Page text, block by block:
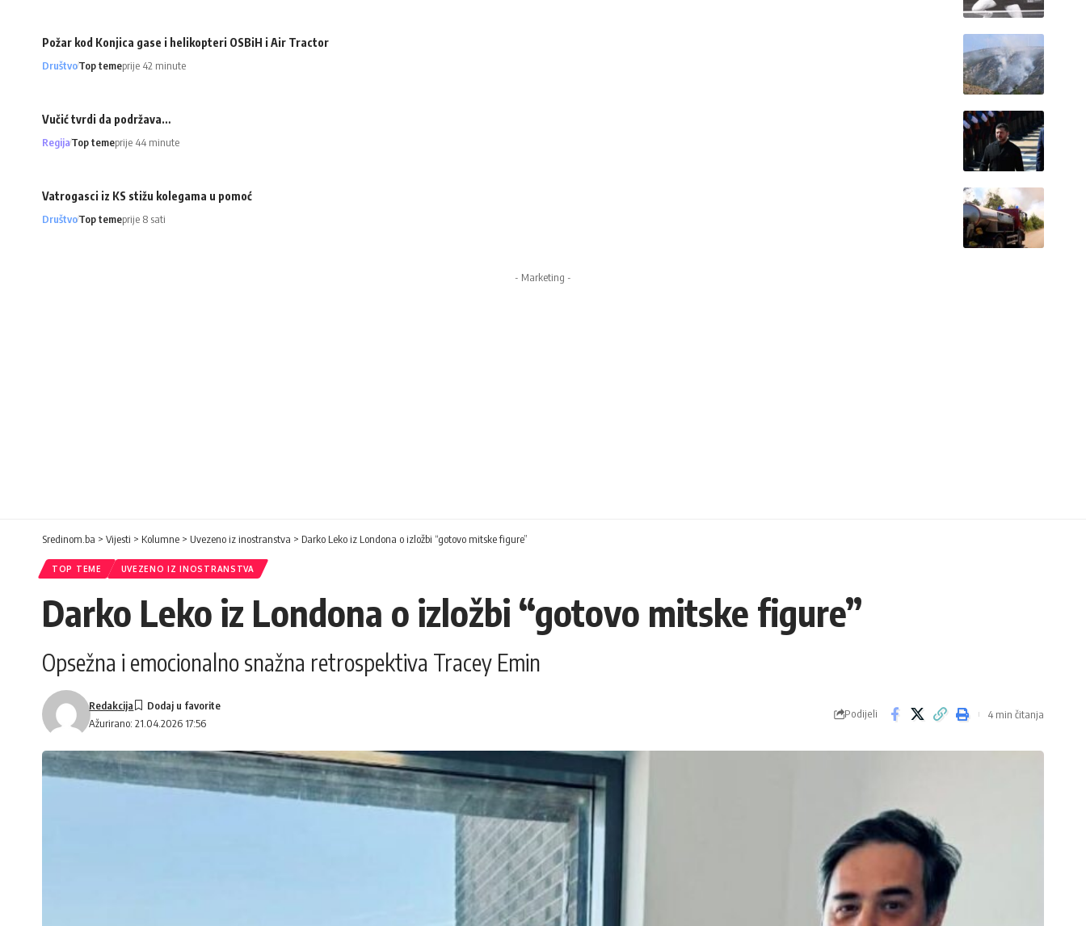
Požar kod Konjica gase i helikopteri OSBiH i Air Tractor
DruštvoTop temeprije 42 minute
Vučić tvrdi da podržava…
RegijaTop temeprije 44 minute
Vatrogasci iz KS stižu kolegama u pomoć
DruštvoTop temeprije 8 sati
- Marketing -
Sredinom.ba > Vijesti > Kolumne > Uvezeno iz inostranstva > Darko Leko iz Londona o izložbi “gotovo mitske figure”
TOP TEME UVEZENO IZ INOSTRANSTVA
Darko Leko iz Londona o izložbi “gotovo mitske figure”
Opsežna i emocionalno snažna retrospektiva Tracey Emin
Ažurirano: 21.04.2026 17:56
Redakcija
Podijeli 4 min čitanja